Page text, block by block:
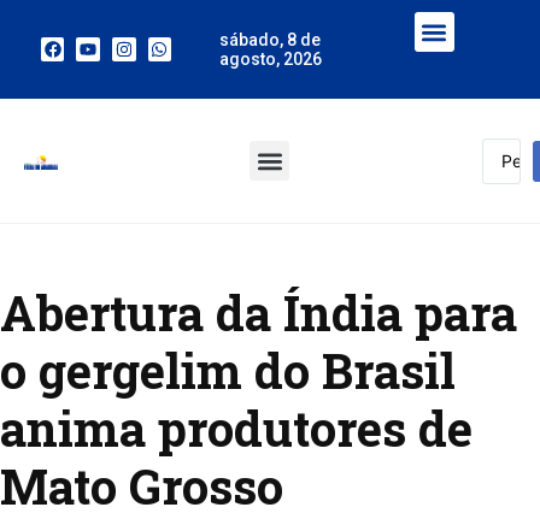
sábado, 8 de
agosto, 2026
Abertura da Índia para
o gergelim do Brasil
anima produtores de
Mato Grosso